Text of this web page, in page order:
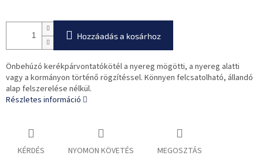
Hozzáadás a kosárhoz
Önbehúzó kerékpárvontatókötél a nyereg mögötti, a nyereg alatti
vagy a kormányon történő rögzítéssel. Könnyen felcsatolható, állandó
alap felszerelése nélkül.
Részletes információ
KÉRDÉS NYOMON KÖVETÉS MEGOSZTÁS